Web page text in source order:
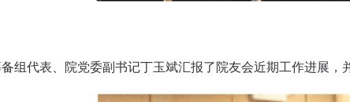
组代表、院党委副书记丁玉斌汇报了院友会近期工作进展，